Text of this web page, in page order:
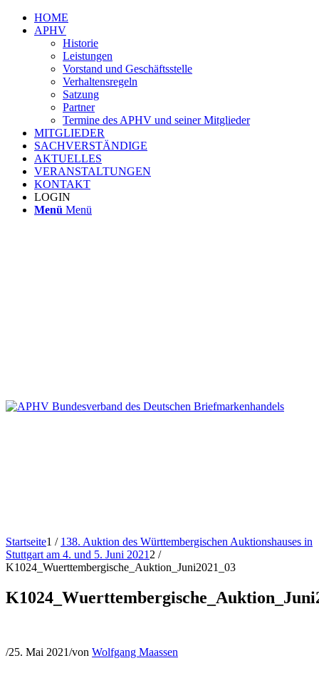
HOME
APHV
Historie
Leistungen
Vorstand und Geschäftsstelle
Verhaltensregeln
Satzung
Partner
Termine des APHV und seiner Mitglieder
MITGLIEDER
SACHVERSTÄNDIGE
AKTUELLES
VERANSTALTUNGEN
KONTAKT
LOGIN
Menü Menü
Startseite1 / 138. Auktion des Württembergischen Auktionshauses in
Stuttgart am 4. und 5. Juni 2021 2 /
K1024_Wuerttembergische_Auktion_Juni2021_03
/25. Mai 2021/von Wolfgang Maassen